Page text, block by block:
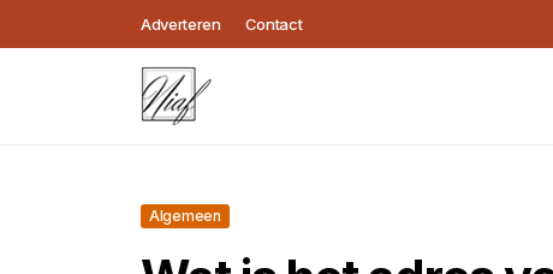
Adverteren Contact
Algemeen